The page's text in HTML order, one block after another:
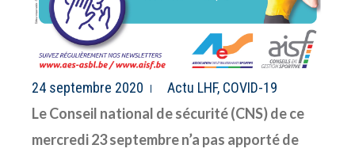
24 septembre 2020 Actu LHF, COVID-19
Le Conseil national de sécurité (CNS) de ce
mercredi 23 septembre n’a pas apporté de